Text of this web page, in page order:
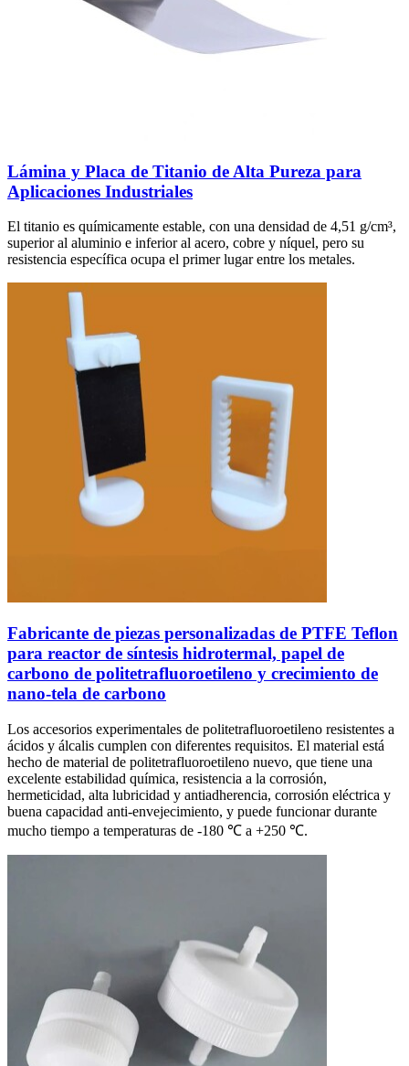
Lámina y Placa de Titanio de Alta Pureza para
Aplicaciones Industriales
El titanio es químicamente estable, con una densidad de 4,51 g/cm³,
superior al aluminio e inferior al acero, cobre y níquel, pero su
resistencia específica ocupa el primer lugar entre los metales.
Fabricante de piezas personalizadas de PTFE Teflon
para reactor de síntesis hidrotermal, papel de
carbono de politetrafluoroetileno y crecimiento de
nano-tela de carbono
Los accesorios experimentales de politetrafluoroetileno resistentes a
ácidos y álcalis cumplen con diferentes requisitos. El material está
hecho de material de politetrafluoroetileno nuevo, que tiene una
excelente estabilidad química, resistencia a la corrosión,
hermeticidad, alta lubricidad y antiadherencia, corrosión eléctrica y
buena capacidad anti-envejecimiento, y puede funcionar durante
mucho tiempo a temperaturas de -180 ℃ a +250 ℃.